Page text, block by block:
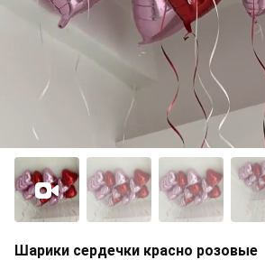
Шарики сердечки красно розовые